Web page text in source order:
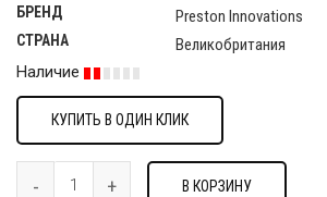
БРЕНД Preston Innovations
СТРАНА
Великобритания
Наличие
КУПИТЬ В ОДИН КЛИК
В КОРЗИНУ